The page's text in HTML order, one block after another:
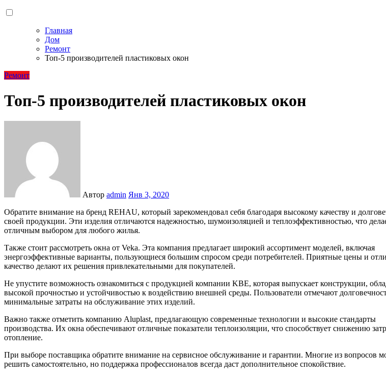
Главная
Дом
Ремонт
Топ-5 производителей пластиковых окон
Ремонт
Топ-5 производителей пластиковых окон
Автор admin Янв 3, 2020
Обратите внимание на бренд REHAU, который зарекомендовал себя благодаря высокому качеству и долговечности
своей продукции. Эти изделия отличаются надежностью, шумоизоляцией и теплоэффективностью, что
отличным выбором для любого жилья.
Также стоит рассмотреть окна от Veka. Эта компания предлагает широкий ассортимент моделей, включая
энергоэффективные варианты, пользующиеся большим спросом среди потребителей. Приятные цены и
качество делают их решения привлекательными для покупателей.
Не упустите возможность ознакомиться с продукцией компании KBE, которая выпускает конструкции,
высокой прочностью и устойчивостью к воздействию внешней среды. Пользователи отмечают
минимальные затраты на обслуживание этих изделий.
Важно также отметить компанию Aluplast, предлагающую современные технологии и высокие стандарты
производства. Их окна обеспечивают отличные показатели теплоизоляции, что способствует снижению
отопление.
При выборе поставщика обратите внимание на сервисное обслуживание и гарантии. Многие из вопросов
решить самостоятельно, но поддержка профессионалов всегда даст дополнительное спокойствие.